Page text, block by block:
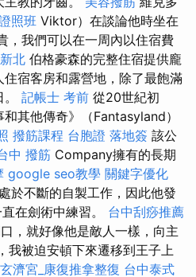
照班 Viktor）在談論他時坐在
，我們可以在一周內以住宿費
北 伯格豪森的完整住宿提供龐
宿客房和露營地，除了最飽滿
記帳士 考前 從20世紀初
和其他傳奇》（Fantasyland）
撥筋課程 台胞證 落地簽 該公
中 撥筋 Company擁有的長期
google seo教學 關鍵字優化
於不斷的自製工作，因此他發
在劍術中練習。 台中刮痧推薦
，就好像他是敵人一樣，向主
我被迫安頓下來遷移到王子上
玄濟宮_康復推拿整復 台中泰式